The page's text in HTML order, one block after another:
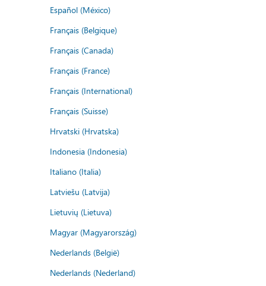
Español (México)
Français (Belgique)
Français (Canada)
Français (France)
Français (International)
Français (Suisse)
Hrvatski (Hrvatska)
Indonesia (Indonesia)
Italiano (Italia)
Latviešu (Latvija)
Lietuvių (Lietuva)
Magyar (Magyarország)
Nederlands (België)
Nederlands (Nederland)